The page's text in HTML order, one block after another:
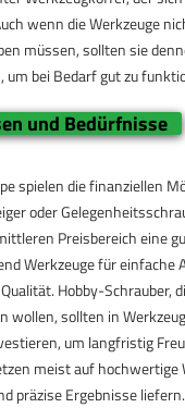
wenn die Werkzeuge
müssen, sollten sie
um bei Bedarf gut zu
und Bedürfnisse
spielen die finanziellen
oder
Preisbereich eine
Werkzeuge für einfache
Hobby-Schrauber,
wollen, sollten in
um langfristig
meist auf hochwertige
präzise Ergebnisse